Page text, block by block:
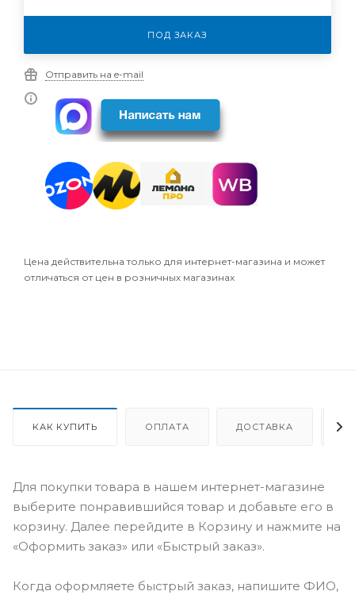
ПОД ЗАКАЗ
Отправить на e-mail
Цена действительна только для интернет-магазина и может
отличаться от цен в розничных магазинах
КАК КУПИТЬ ОПЛАТА ДОСТАВКА
Для покупки товара в нашем интернет-магазине
выберите понравившийся товар и добавьте его в
корзину. Далее перейдите в Корзину и нажмите на
«Оформить заказ» или «Быстрый заказ».
Когда оформляете быстрый заказ, напишите ФИО,